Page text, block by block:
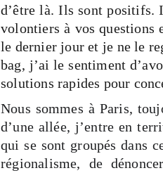
d’être là. Ils sont positifs.
volontiers à vos questions
le dernier jour et je ne le
bag, j’ai le sentiment
solutions rapides pour
Nous sommes à Paris,
d’une allée, j’entre en
qui se sont groupés dans
régionalisme, de